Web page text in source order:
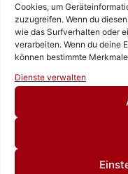
Cookies, um
zuzugreifen. Wenn du
wie das Surfverhalten oder
verarbeiten. Wenn du deine
können bestimmte
Dienste verwalten